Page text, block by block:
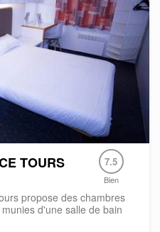
TOURS 7.5
Bien
propose des chambres
d'une salle de bain